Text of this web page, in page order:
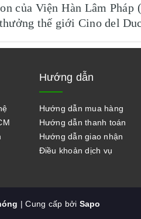
của Viện Hàn Lâm Pháp
thế giới Cino del
Hướng dẫn
Hướng dẫn mua hàng
Hướng dẫn thanh toán
Hướng dẫn giao nhận
Điều khoản dịch vụ
| Cung cấp bởi Sapo